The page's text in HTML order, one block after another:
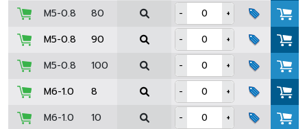
M5-0.8
80 -
+
M5-0.8
90 -
+
M5-0.8
100 -
+
M6-1.0
8 -
+
M6-1.0
10 -
+